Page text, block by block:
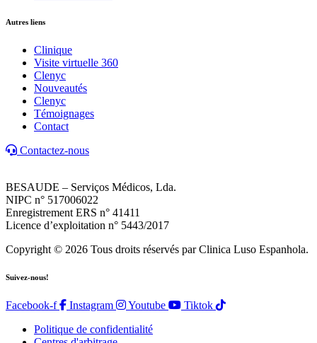
Autres liens
Clinique
Visite virtuelle 360
Clenyc
Nouveautés
Clenyc
Témoignages
Contact
Contactez-nous
BESAUDE – Serviços Médicos, Lda.
NIPC n° 517006022
Enregistrement ERS n° 41411
Licence d’exploitation n° 5443/2017
Copyright © 2026 Tous droits réservés par Clinica Luso Espanhola.
Suivez-nous!
Facebook-f Instagram Youtube
Tiktok
Politique de confidentialité